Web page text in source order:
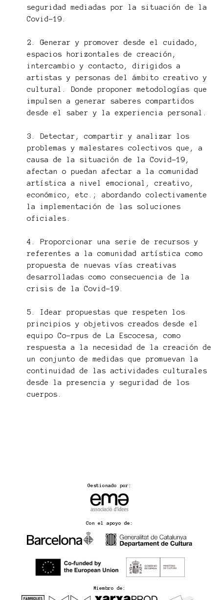
seguridad mediadas por la situación de la
Covid-19.
2. Generar y promover desde el cuidado,
espacios horizontales de creación,
intercambio y contacto, dirigidos a
artistas y personas del ámbito creativo y
cultural. Donde proponer metodologías que
impulsen a generar saberes compartidos
desde el saber y la experiencia personal.
3. Detectar, compartir y analizar los
problemas y malestares colectivos que, a
causa de la situación de la Covid-19,
afectan o puedan afectar a la comunidad
artística a nivel emocional, creativo,
económico, etc.; abordando colectivamente
la implementación de las soluciones
oficiales.
4. Proporcionar una serie de recursos y
referentes a la comunidad artística como
propuesta de nuevas vías creativas
desarrolladas como consecuencia de la
crisis de la Covid-19.
5. Idear propuestas que respeten los
principios y objetivos creados desde el
equipo Co-rpus de La Escocesa, como
respuesta a la necesidad de la creación de
un conjunto de medidas que promuevan la
continuidad de las actividades culturales
desde la presencia y seguridad de los
cuerpos.
Gestionado por:
Con el apoyo de:
Miembro de: